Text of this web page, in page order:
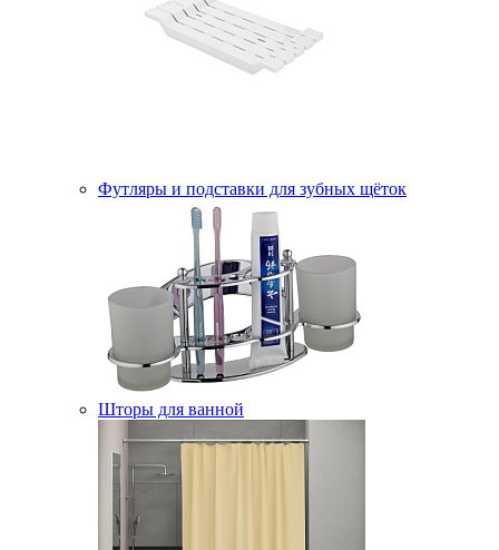
Футляры и подставки для зубных щёток
Шторы для ванной